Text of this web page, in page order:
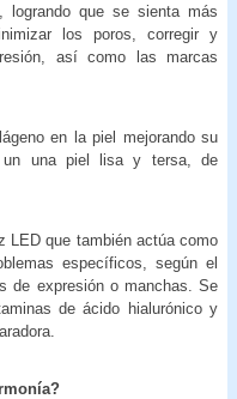
logrando que se sienta más
los poros, corregir y
así como las marcas
en la piel mejorando su
un una piel lisa y tersa, de
LED que también actúa como
específicos, según el
de expresión o manchas. Se
de ácido hialurónico y